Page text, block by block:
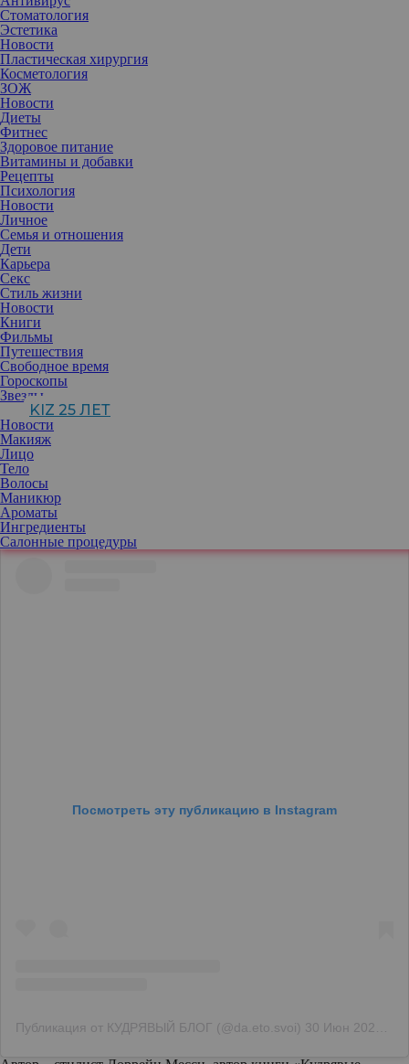
Стоматология
Эстетика
Новости
Пластическая хирургия
Косметология
ЗОЖ
Новости
Диеты
Фитнес
Здоровое питание
Витамины и добавки
Рецепты
Психология
Новости
Личное
Семья и отношения
Дети
Карьера
Секс
Стиль жизни
Новости
Книги
Фильмы
Путешествия
Свободное время
Гороскопы
Звезды
KIZ 25 ЛЕТ
Новости
Макияж
Лицо
Тело
Волосы
Маникюр
Ароматы
Ингредиенты
Салонные процедуры
Чтобы не испортить пряди, попробуйте метод CGM –
рассказываем, кому он подходит и что нужно делать.
Считается, что от природы у девушек почти не бывает
полностью прямых волос. Но без укладки даже слегка
волнистые волосы выглядят неухоженно. Curly Girl Method
(CGM) позволит решить эту проблему и поможет получить
завитки не хуже, чем у Кэрри Брэдшоу. Кстати, стайлер не
понадобится.
Кто придумал метод и кому он подходит
Посмотреть эту публикацию в Instagram
Публикация от КУДРЯВЫЙ БЛОГ (@da.eto.svoi) 30 Июн 2020 в 5:54 PDT